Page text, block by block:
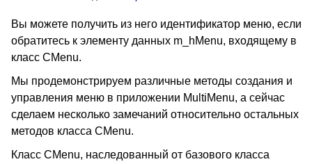
Вы можете получить из него идентификатор меню, если
обратитесь к элементу данных m_hMenu, входящему в
класс CMenu.
Мы продемонстрируем различные методы создания и
управления меню в приложении MultiMenu, а сейчас
сделаем несколько замечаний относительно остальных
методов класса CMenu.
Класс CMenu, наследованный от базового класса